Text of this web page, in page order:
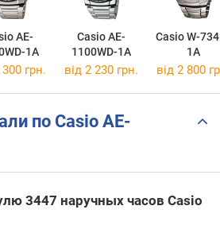
AE-
1A
Casio AE-
1100WD-1A
Casio W-
1A
300 грн. від 2 230 грн. від 2 800
по Casio AE-
3447 наручных часов Casio